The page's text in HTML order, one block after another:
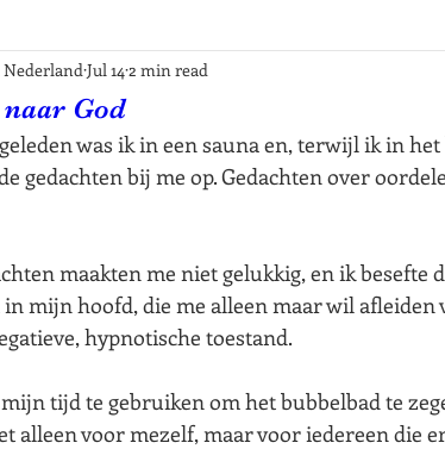
naar God
Jul 142 min read
was ik in een sauna en, terwijl ik in
gedachten bij me op. Gedachten over
maakten me niet gelukkig, en ik besefte
in mijn hoofd, die me alleen maar wil
hypnotische toestand.
tijd te gebruiken om het bubbelbad te
alleen voor mezelf, maar voor iedereen die